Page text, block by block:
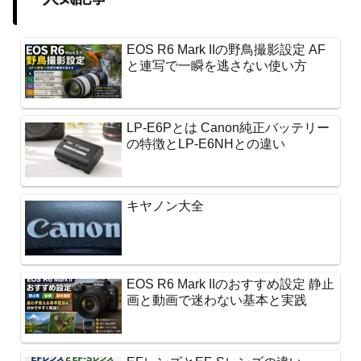
EOS R6 Mark IIの野鳥撮影設定 AF
と連写で一瞬を逃さない使い方
LP-E6Pとは Canon純正バッテリー
の特徴とLP-E6NHとの違い
キヤノン大全
EOS R6 Mark IIのおすすめ設定 静止
画と動画で迷わない基本と実践